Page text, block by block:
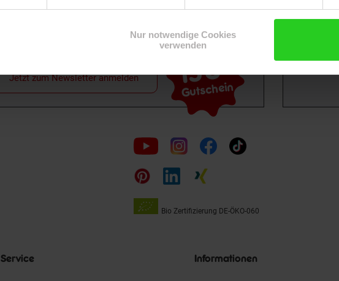
Nur notwendige Cookies
verwenden
15€
Gutschein
Jetzt zum Newsletter anmelden
Folge
uns
auf
Bio Zertifizierung DE-ÖKO-060
Service Informationen